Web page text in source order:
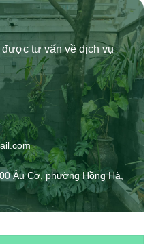
được tư vấn về dịch vụ
Âu Cơ, phường Hồng Hà,